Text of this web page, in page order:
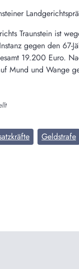
Traunstein ist
gegen den
19.200 Euro.
Mund und Wange
Geldstrafe